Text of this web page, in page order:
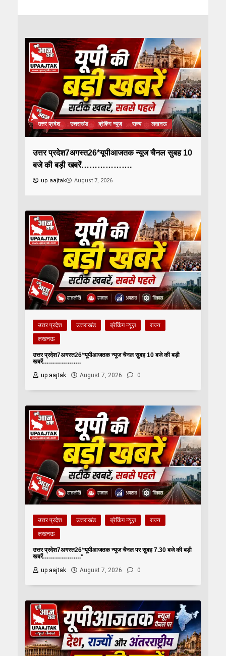
उत्तर प्रदेश उत्तराखंड ब्रेकिंग न्यूज़ राज्य लखनऊ
उत्तर प्रदेश7अगस्त26*यूपीआजतक न्यूज चैनल सुबह 10
बजे की बड़ी खबरें……………….
up aajtak August 7, 2026
उत्तर प्रदेश उत्तराखंड ब्रेकिंग न्यूज़
राज्य
लखनऊ
उत्तर प्रदेश7अगस्त26*यूपीआजतक न्यूज चैनल सुबह 10 बजे की बड़ी
खबरें……………….
up aajtak
August 7, 2026 0
उत्तर प्रदेश उत्तराखंड ब्रेकिंग न्यूज़
राज्य
लखनऊ
उत्तर प्रदेश7अगस्त26*यूपीआजतक न्यूज चैनल पर सुबह 7.30 बजे की बड़ी
खबरें……………….*
up aajtak
August 7, 2026 0